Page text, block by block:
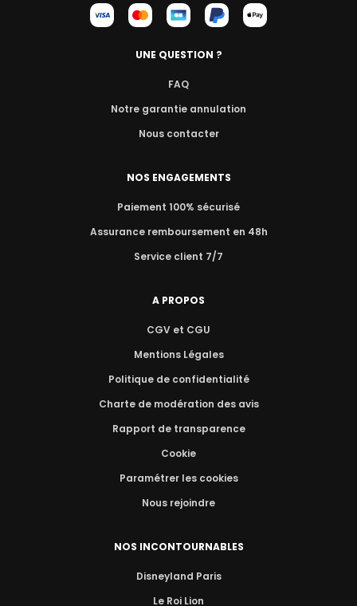
UNE QUESTION ?
FAQ
Notre garantie annulation
Nous contacter
NOS ENGAGEMENTS
Paiement 100% sécurisé
Assurance remboursement en 48h
Service client 7/7
A PROPOS
CGV et CGU
Mentions Légales
Politique de confidentialité
Charte de modération des avis
Rapport de transparence
Cookie
Paramétrer les cookies
Nous rejoindre
NOS INCONTOURNABLES
Disneyland Paris
Le Roi Lion